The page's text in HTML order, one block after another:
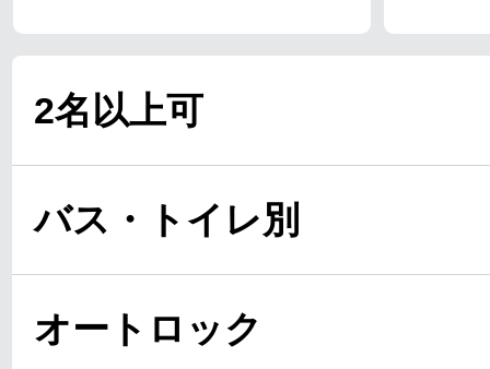
2名以上可
バス・トイレ別
オートロック